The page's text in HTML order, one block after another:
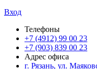
Вход
Телефоны
+7 (4912) 99 00 23
+7 (903) 839 00 23
Адрес офиса
г. Рязань, ул.